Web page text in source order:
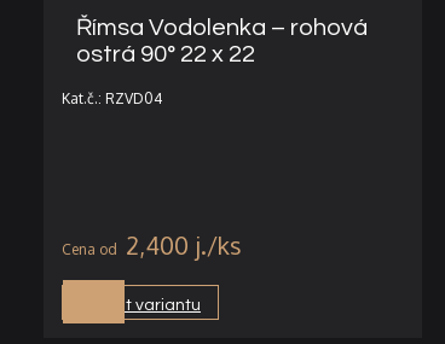
Římsa Vodolenka – rohová
ostrá 90° 22 x 22
Kat.č.: RZVD04
2,400 j.
Vybrat variantu